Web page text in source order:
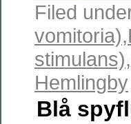
Filed
vomitoria),
stimulans),
Hemlingby
Blå